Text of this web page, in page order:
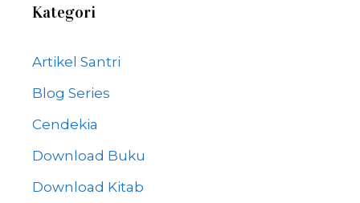
Kategori
Artikel Santri
Blog Series
Cendekia
Download Buku
Download Kitab